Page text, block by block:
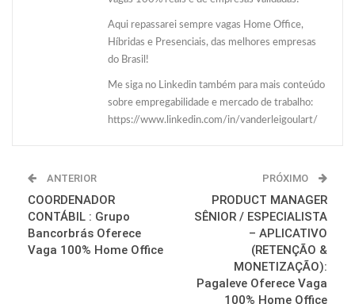
Aqui repassarei sempre vagas Home Office,
Híbridas e Presenciais, das melhores empresas
do Brasil!
Me siga no Linkedin também para mais conteúdo
sobre empregabilidade e mercado de trabalho:
https://www.linkedin.com/in/vanderleigoulart/
ANTERIOR
COORDENADOR
CONTÁBIL : Grupo
Bancorbrás Oferece
Vaga 100% Home Office
PRÓXIMO
PRODUCT MANAGER
SÊNIOR / ESPECIALISTA
– APLICATIVO
(RETENÇÃO &
MONETIZAÇÃO):
Pagaleve Oferece Vaga
100% Home Office